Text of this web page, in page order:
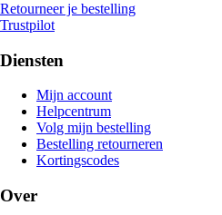
Retourneer je bestelling
Trustpilot
Diensten
Mijn account
Helpcentrum
Volg mijn bestelling
Bestelling retourneren
Kortingscodes
Over